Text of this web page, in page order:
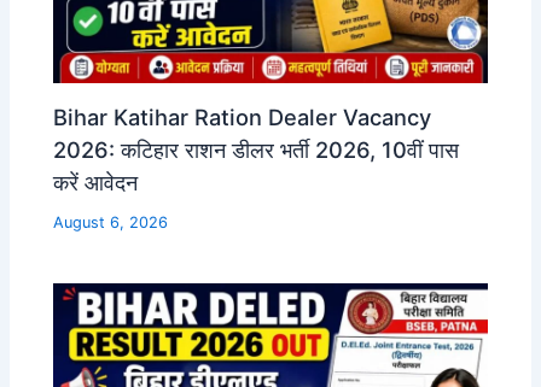
Bihar Katihar Ration Dealer Vacancy
2026: कटिहार राशन डीलर भर्ती 2026, 10वीं पास
करें आवेदन
August 6, 2026